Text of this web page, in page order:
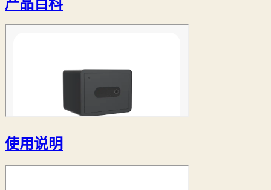
产品百科
使用说明